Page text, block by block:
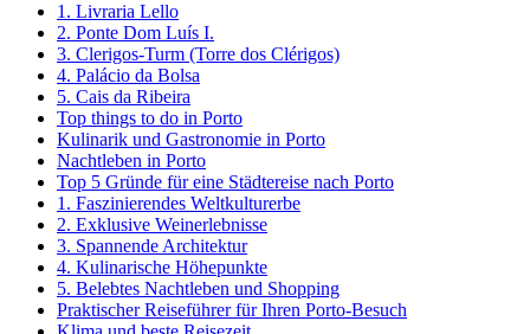
1. Livraria Lello
2. Ponte Dom Luís I.
3. Clerigos-Turm (Torre dos Clérigos)
4. Palácio da Bolsa
5. Cais da Ribeira
Top things to do in Porto
Kulinarik und Gastronomie in Porto
Nachtleben in Porto
Top 5 Gründe für eine Städtereise nach Porto
1. Faszinierendes Weltkulturerbe
2. Exklusive Weinerlebnisse
3. Spannende Architektur
4. Kulinarische Höhepunkte
5. Belebtes Nachtleben und Shopping
Praktischer Reiseführer für Ihren Porto-Besuch